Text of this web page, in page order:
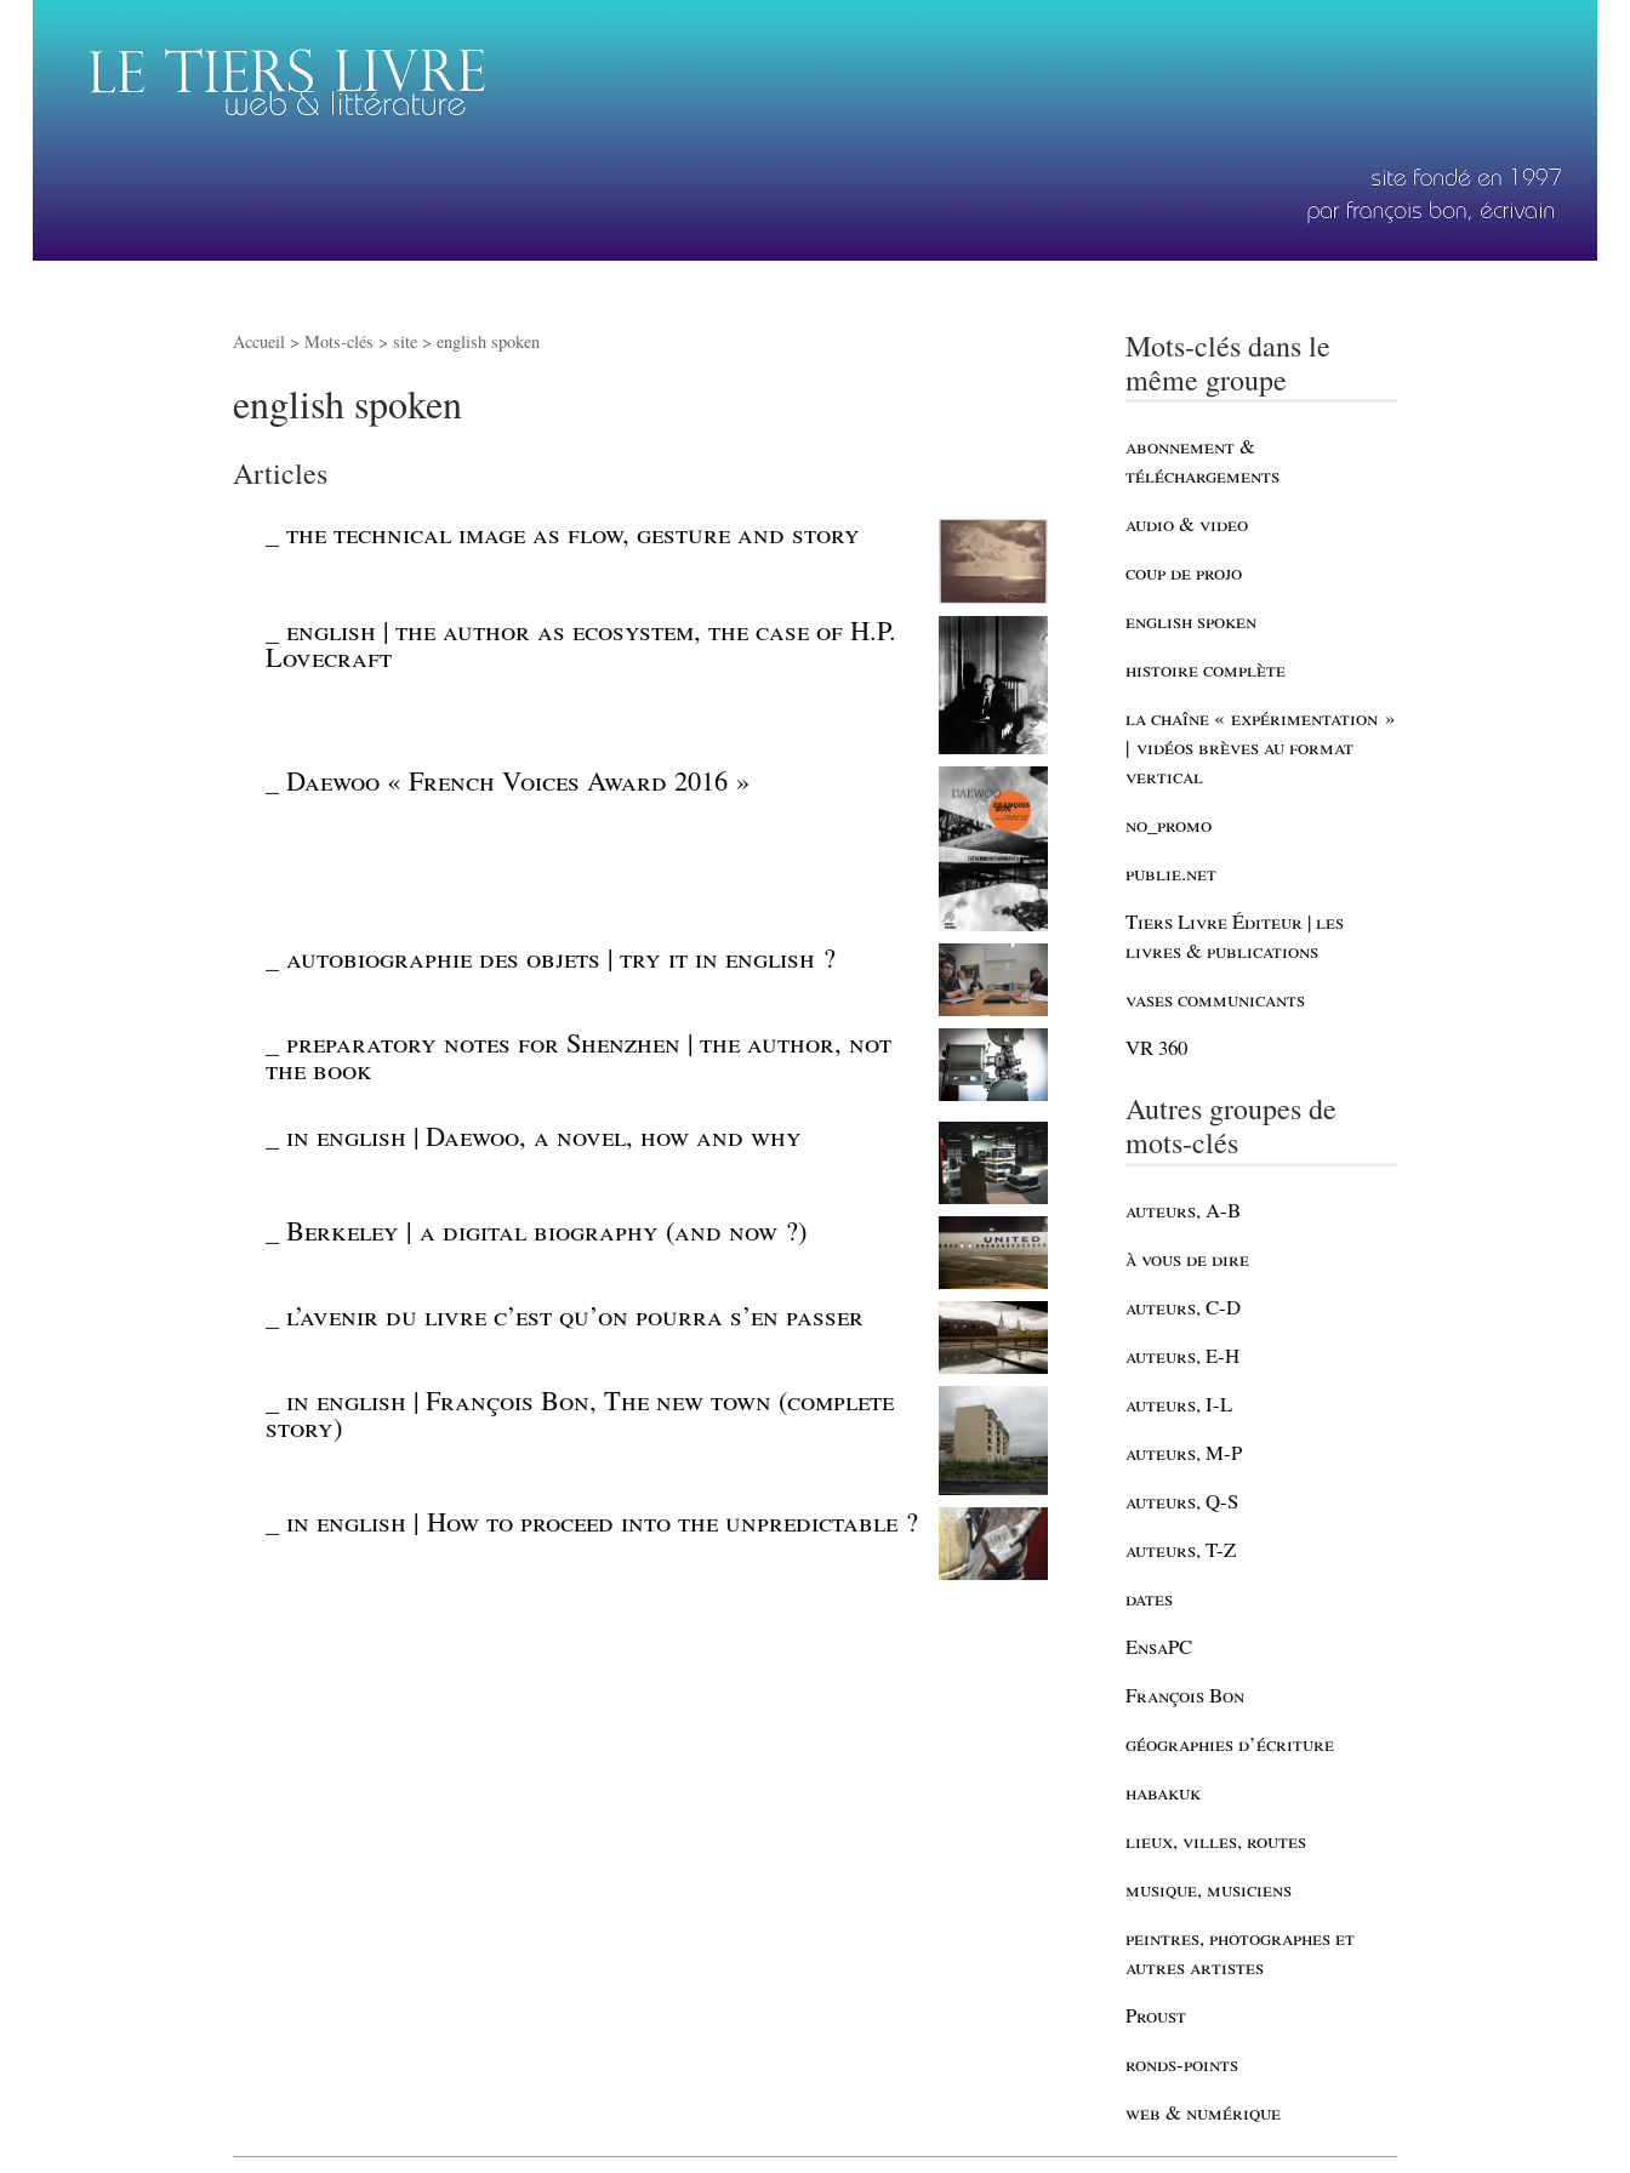
Accueil > Mots-clés > site > english spoken
english spoken
Articles
the technical image as flow, gesture and story
english | the author as ecosystem, the case of H.P.
Lovecraft
Daewoo « French Voices Award 2016 »
autobiographie des objets | try it in english ?
preparatory notes for Shenzhen | the author, not
the book
in english | Daewoo, a novel, how and why
Berkeley | a digital biography (and now ?)
l’avenir du livre c’est qu’on pourra s’en passer
in english | François Bon, The new town (complete
story)
in english | How to proceed into the unpredictable ?
Mots-clés dans le
même groupe
abonnement &
téléchargements
audio & video
coup de projo
english spoken
histoire complète
la chaîne « expérimentation »
| vidéos brèves au format
vertical
no_promo
publie.net
Tiers Livre Éditeur | les
livres & publications
vases communicants
VR 360
Autres groupes de
mots-clés
auteurs, A-B
à vous de dire
auteurs, C-D
auteurs, E-H
auteurs, I-L
auteurs, M-P
auteurs, Q-S
auteurs, T-Z
dates
EnsaPC
François Bon
géographies d’écriture
habakuk
lieux, villes, routes
musique, musiciens
peintres, photographes et
autres artistes
Proust
ronds-points
web & numérique